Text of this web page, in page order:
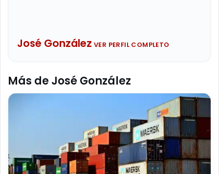
José González VER PERFIL COMPLETO
Más de José González